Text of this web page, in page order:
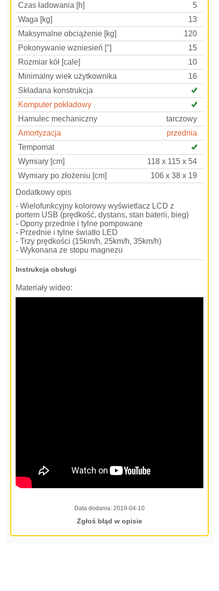
Czas ładowania [h]
5
Waga [kg]
13
Maksymalne obciążenie [kg]
120
Pokonywanie wzniesień [°]
15
Rozmiar kół [cale]
10
Minimalny wiek użytkownika
16
Składana konstrukcja
Komputer pokładowy
Hamulec mechaniczny
tarczowy
Amortyzacja
przednia
Tempomat
Wymiary [cm]
118 x 115 x 54
Wymiary po złożeniu [cm]
106 x 38 x 19
Dodatkowy opis
- Wielofunkcyjny kolorowy wyświetlacz LCD z
portem USB (prędkość, dystans, stan baterii, bieg)
- Opony przednie i tylne pompowane
- Przednie i tylne światło LED
- Trzy prędkości (15km/h, 25km/h, 35km/h)
- Wykonana ze stopu magnezu
Instrukcja obsługi
Materiały wideo:
Data dodania: 2019-04-10
Zgłoś błąd w opisie